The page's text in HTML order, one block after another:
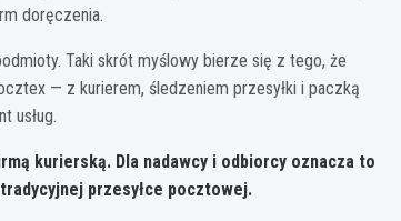
doręczenia.
Taki skrót myślowy bierze się z tego, że
— z kurierem, śledzeniem przesyłki i paczką
usług.
kurierską. Dla nadawcy i odbiorcy oznacza to
przesyłce pocztowej.